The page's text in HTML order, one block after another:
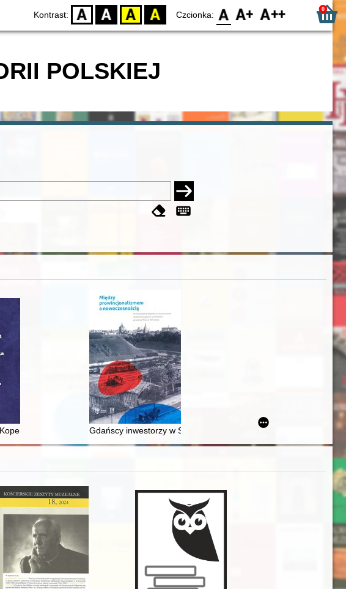
Kontrast: D BW YB BY Czcionka: F0 F1 F2 0
POLSKIEJ
do dziśz rodu ŚlązakaGdańscy inwestorzy w Sopocie : prestiż finansowy i towarzyski